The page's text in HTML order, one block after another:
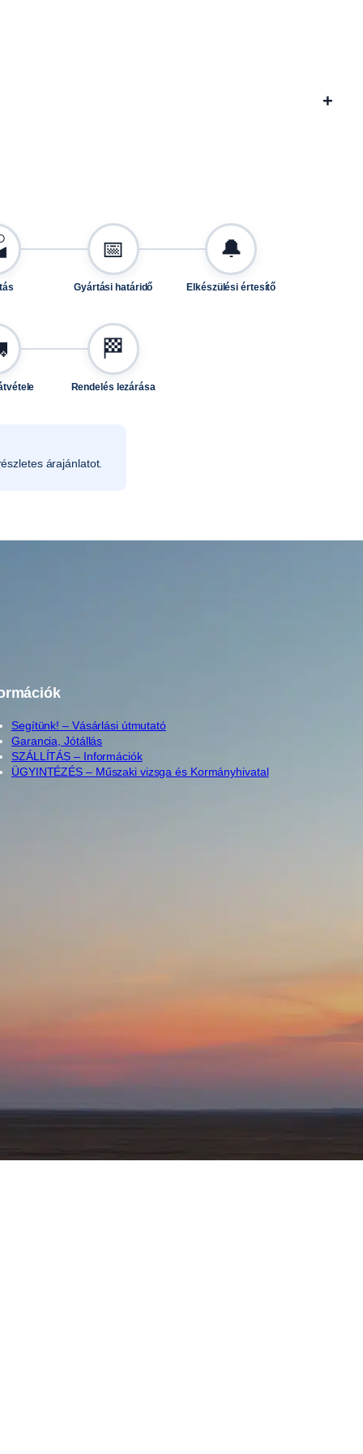
+
📅
Gyártási határidő
🔔
Elkészülési értesítő
🏁
Rendelés lezárása
árajánlatot.
Segítünk! – Vásárlási útmutató
Garancia, Jótállás
SZÁLLÍTÁS – Információk
ÜGYINTÉZÉS – Műszaki vizsga és Kormányhivatal